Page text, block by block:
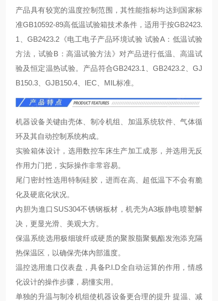
产品具有较宽的温度控制范围，其性能指标均达到国家标
准GB10592-89高低温试验箱技术条件，适用于按GB2423.
1、GB2423.2《电工电子产品环境试验 试验A：低温试验
方法，试验B：高温试验方法》对产品进行低温、高温试
验及恒定温热试验。产品符合GB2423.1、GB2423.2、GJ
B150.3、GJB150.4、IEC、MIL标准。
机器设备关键由壳体、制冷机组、加温系统软件、气体循
环及其自动控制系统构成。
实验箱体设计，选用数控车床生产加工成形，并选用无反
作用力门把，实际操作非常容易。
尾门密封性选用特制硅胶，进而在高、超低温下不会有脆
化及硬底化状况。
內胆为進口SUS304不锈钢板材，机壳为A3板静电喷塑解
决，更显光滑、美观大方。
保温系统选用极细玻纤或硬质的聚胺脂聚氨酯发泡添充隔
热保温区，以确保壳体內部溫度。
温控选用進口仪表盘，具备P.I.D全自动运算的作用，情感
化设计的操作步骤，易懂实用。
单独的升温与制冷机组使机器设备更合理的提升 提温、减